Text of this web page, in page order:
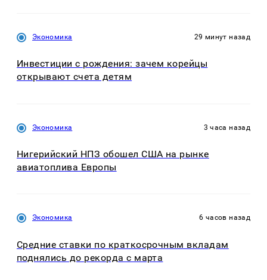
Экономика 29 минут назад
Инвестиции с рождения: зачем корейцы
открывают счета детям
Экономика 3 часа назад
Нигерийский НПЗ обошел США на рынке
авиатоплива Европы
Экономика 6 часов назад
Средние ставки по краткосрочным вкладам
поднялись до рекорда с марта